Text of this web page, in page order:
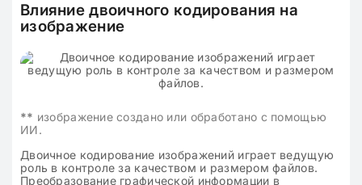
Влияние двоичного кодирования на
изображение
** изображение создано или обработано с помощью
ИИ.
Двоичное кодирование изображений играет ведущую
роль в контроле за качеством и размером файлов.
Преобразование графической информации в